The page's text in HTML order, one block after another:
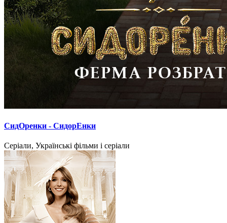
СидОренки - СидорЕнки
Серіали, Українські фільми і серіали